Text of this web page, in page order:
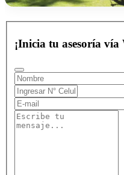
¡Inicia tu asesoría